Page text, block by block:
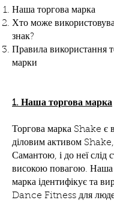
Наша торгова марка
Хто може
знак?
Правила використання
марки
1. Наша торгова марка
Торгова марка Shake є
діловим активом
Самантою, і до неї слід
високою повагою. Наша
марка ідентифікує та
Dance Fitness для